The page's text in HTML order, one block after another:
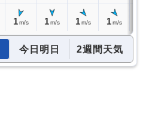
1 m/s 1 m/s 1 m/s 1 m/s
今日明日 2週間天気